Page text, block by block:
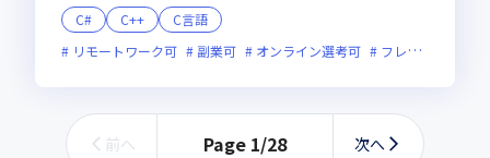
C#
C++
C言語
リモートワーク可
副業可 オンライン選考可 フレックス制度あり
前へ Page 1/28 次へ